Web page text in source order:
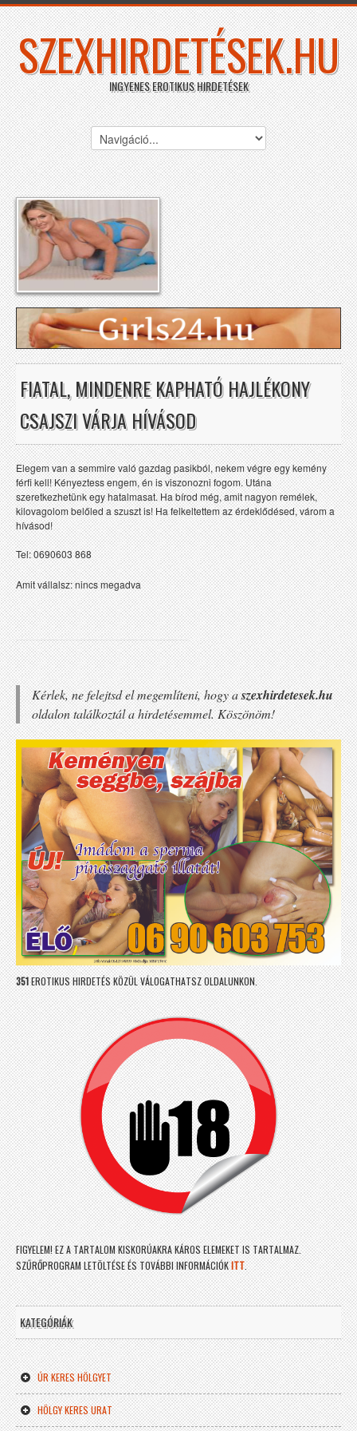
SZEXHIRDETÉSEK.HU
INGYENES EROTIKUS HIRDETÉSEK
FIATAL, MINDENRE KAPHATÓ HAJLÉKONY
CSAJSZI VÁRJA HÍVÁSOD
Elegem van a semmire való gazdag pasikból, nekem végre egy kemény
férfi kell! Kényeztess engem, én is viszonozni fogom. Utána
szeretkezhetünk egy hatalmasat. Ha bírod még, amit nagyon remélek,
kilovagolom belőled a szuszt is! Ha felkeltettem az érdeklődésed, várom a
hívásod!
Tel: 0690603 868
Amit vállalsz: nincs megadva
Kérlek, ne felejtsd el megemlíteni, hogy aszexhirdetesek.hu
oldalon találkoztál a hirdetésemmel. Köszönöm!
351EROTIKUS HIRDETÉS KÖZÜL VÁLOGATHATSZ OLDALUNKON.
FIGYELEM! EZ A TARTALOM KISKORÚAKRA KÁROS ELEMEKET IS TARTALMAZ.
SZŰRŐPROGRAM LETÖLTÉSE ÉS TOVÁBBI INFORMÁCIÓKITT.
KATEGÓRIÁK
ÚR KERES HÖLGYET
HÖLGY KERES URAT